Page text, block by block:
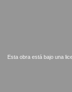
Esta obra está bajo una